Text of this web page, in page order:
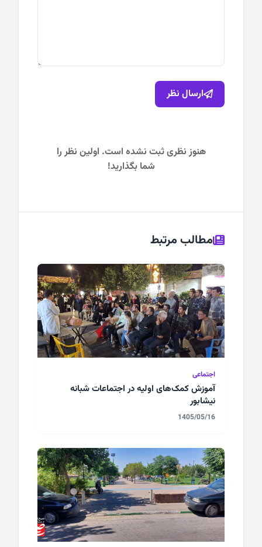
ارسال نظر
هنوز نظری ثبت نشده است. اولین نظر را
شما بگذارید!
مطالب مرتبط
اجتماعی
آموزش کمک‌های اولیه در اجتماعات شبانه
نیشابور
1405/05/16